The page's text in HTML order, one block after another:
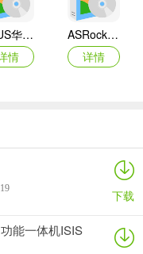
ASUS华硕F1A55-M LX3 R2.0主板BIOS
情
ASRock华擎IMB-A160主板BIOS
详情
AMD Mobility Radeon HD 2000/HD 3000/HD 4000/HD 5000系列移动显卡催化剂驱动
映泰Hi-Fi H77S 5.x主板BIOS
下载
能一体机ISIS